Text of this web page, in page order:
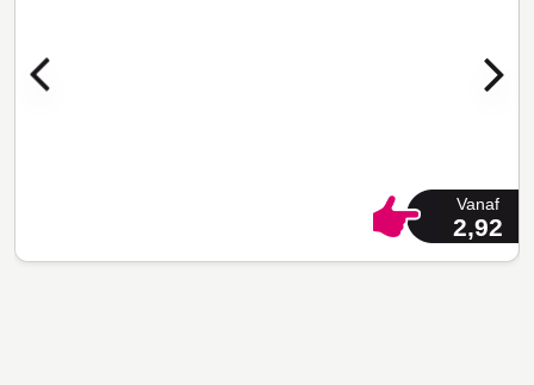
Vanaf
2,92